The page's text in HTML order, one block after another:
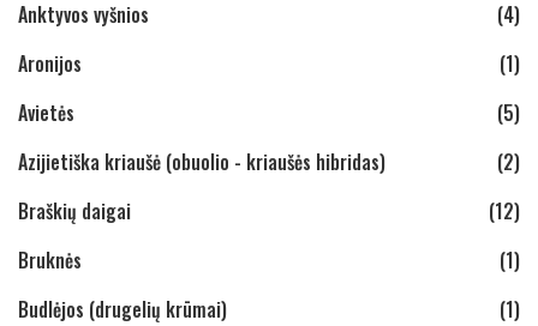
Anktyvos vyšnios
(4)
Aronijos
(1)
Avietės
(5)
Azijietiška kriaušė (obuolio - kriaušės hibridas)
(2)
Braškių daigai
(12)
Bruknės
(1)
Budlėjos (drugelių krūmai)
(1)